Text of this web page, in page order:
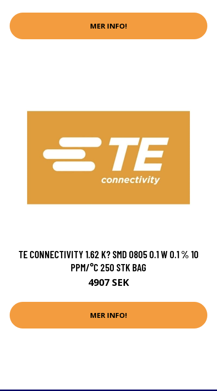
MER INFO!
TE CONNECTIVITY 1.62 K? SMD 0805 0.1 W 0.1 % 10
PPM/°C 250 STK BAG
4907 SEK
MER INFO!